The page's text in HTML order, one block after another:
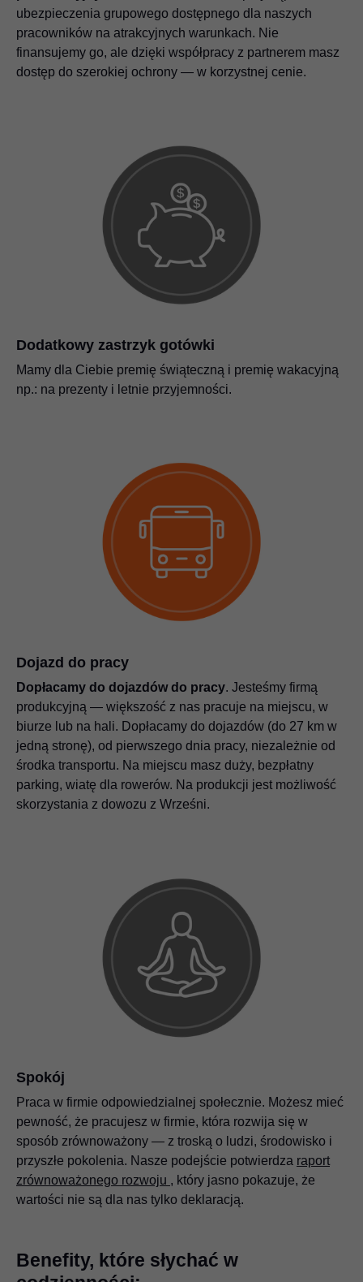
ubezpieczenia grupowego dostępnego dla naszych
pracowników na atrakcyjnych warunkach. Nie
finansujemy go, ale dzięki współpracy z partnerem masz
dostęp do szerokiej ochrony — w korzystnej cenie.
Dodatkowy zastrzyk gotówki
Mamy dla Ciebie premię świąteczną i premię wakacyjną
np.: na prezenty i letnie przyjemności.
Dojazd do pracy
Dopłacamy do dojazdów do pracy. Jesteśmy firmą
produkcyjną — większość z nas pracuje na miejscu, w
biurze lub na hali. Dopłacamy do dojazdów (do 27 km w
jedną stronę), od pierwszego dnia pracy, niezależnie od
środka transportu. Na miejscu masz duży, bezpłatny
parking, wiatę dla rowerów. Na produkcji jest możliwość
skorzystania z dowozu z Wrześni.
Spokój
Praca w firmie odpowiedzialnej społecznie. Możesz mieć
pewność, że pracujesz w firmie, która rozwija się w
sposób zrównoważony — z troską o ludzi, środowisko i
przyszłe pokolenia. Nasze podejście potwierdza raport
zrównoważonego rozwoju , który jasno pokazuje, że
wartości nie są dla nas tylko deklaracją.
Benefity, które słychać w